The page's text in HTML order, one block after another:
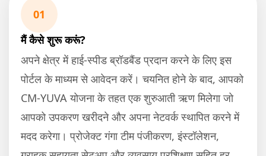
01
मैं कैसे शुरू करूं?
अपने क्षेत्र में हाई-स्पीड ब्रॉडबैंड प्रदान करने के लिए इस
पोर्टल के माध्यम से आवेदन करें। चयनित होने के बाद, आपको
CM-YUVA योजना के तहत एक शुरुआती ऋण मिलेगा जो
आपको उपकरण खरीदने और अपना नेटवर्क स्थापित करने में
मदद करेगा। प्रोजेक्ट गंगा टीम पंजीकरण, इंस्टॉलेशन,